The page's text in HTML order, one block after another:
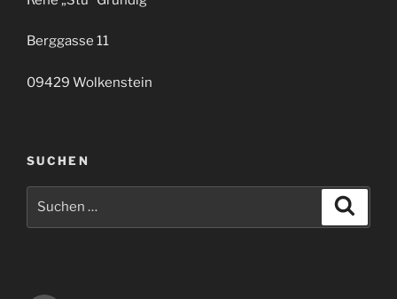
Berggasse 11
09429 Wolkenstein
SUCHEN